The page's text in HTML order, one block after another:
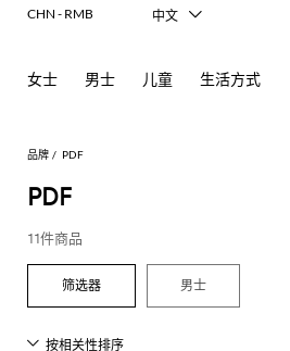
品牌 PDF
PDF
11件商品
男士
女士 男士 儿童 生活方式
CHN - RMB
中文
Français